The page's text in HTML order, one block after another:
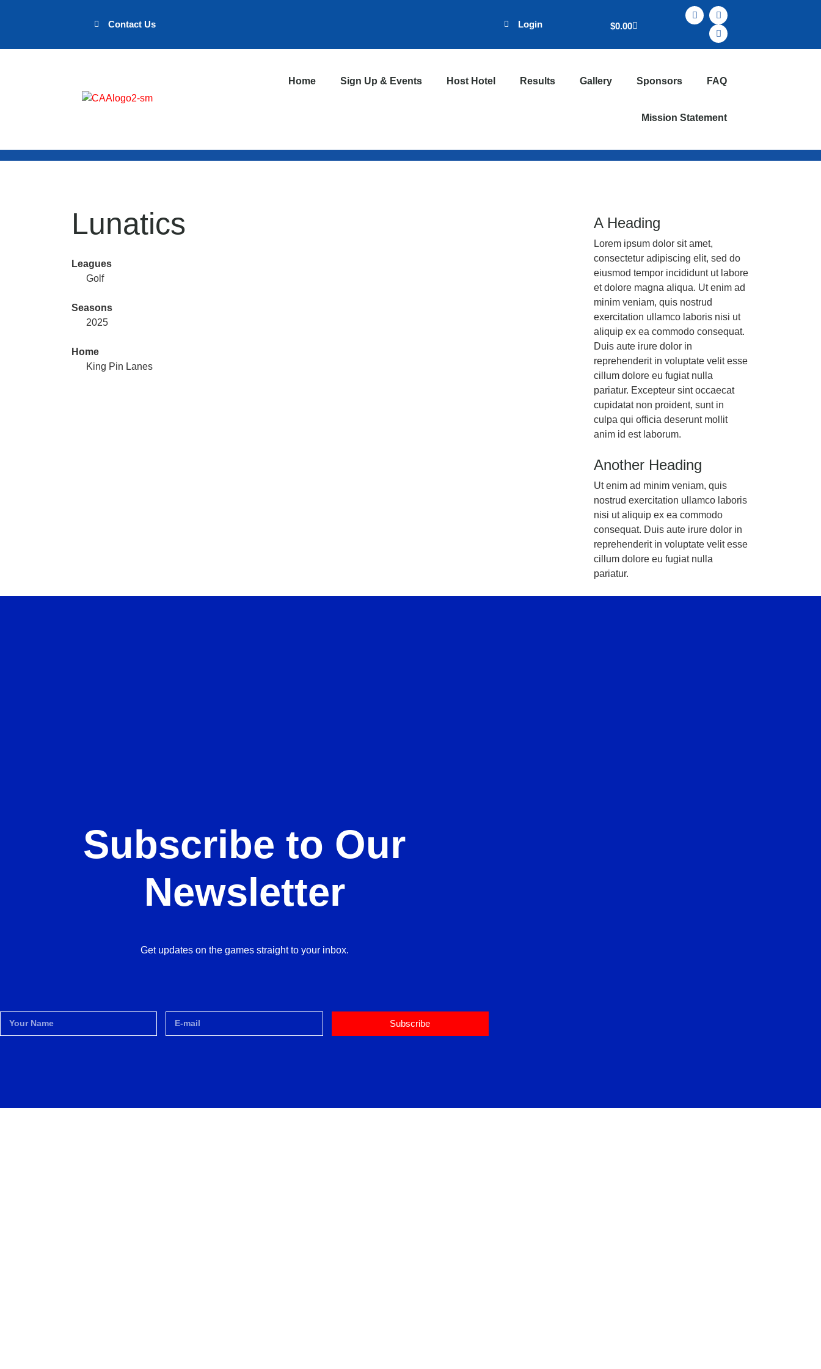
Contact Us Login $0.00
Home Sign Up & Events Host Hotel Results Gallery Sponsors FAQ
Mission Statement
Lunatics
Leagues
Golf
Seasons
2025
Home
King Pin Lanes
A Heading
Lorem ipsum dolor sit amet,
consectetur adipiscing elit, sed do
eiusmod tempor incididunt ut labore
et dolore magna aliqua. Ut enim ad
minim veniam, quis nostrud
exercitation ullamco laboris nisi ut
aliquip ex ea commodo consequat.
Duis aute irure dolor in
reprehenderit in voluptate velit esse
cillum dolore eu fugiat nulla
pariatur. Excepteur sint occaecat
cupidatat non proident, sunt in
culpa qui officia deserunt mollit
anim id est laborum.
Another Heading
Ut enim ad minim veniam, quis
nostrud exercitation ullamco laboris
nisi ut aliquip ex ea commodo
consequat. Duis aute irure dolor in
reprehenderit in voluptate velit esse
cillum dolore eu fugiat nulla
pariatur.
Subscribe to Our
Newsletter
Get updates on the games straight to your inbox.
Subscribe